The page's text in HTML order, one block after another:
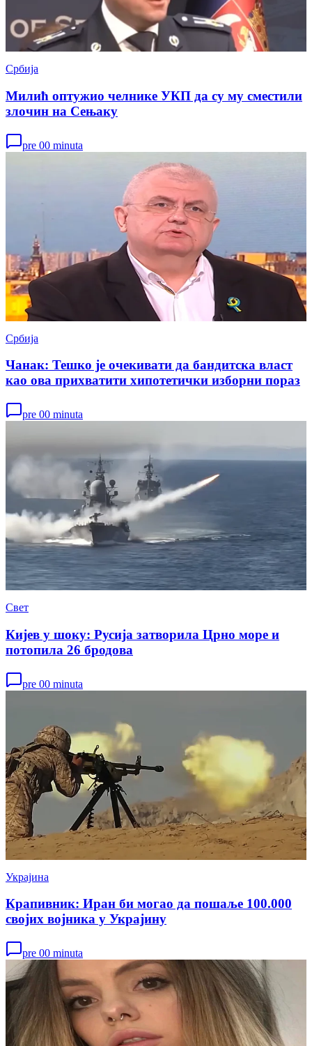
Србија
Милић оптужио челнике УКП да су му сместили
злочин на Сењаку
pre 00 minuta
Србија
Чанак: Тешко је очекивати да бандитска власт
као ова прихватити хипотетички изборни пораз
pre 00 minuta
Свет
Кијев у шоку: Русија затворила Црно море и
потопила 26 бродова
pre 00 minuta
Украјина
Крапивник: Иран би могао да пошаље 100.000
својих војника у Украјину
pre 00 minuta